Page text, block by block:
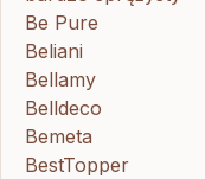
Be Pure
Beliani
Bellamy
Belldeco
Bemeta
BestTopper